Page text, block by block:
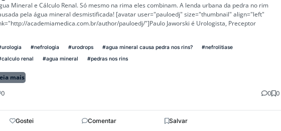
Mineral e Cálculo Renal. Só mesmo na rima eles combinam. A lenda urbana da pedra no rim
pela água mineral desmistificada! [avatar user="pauloedj" size="thumbnail" align="left"
academiamedica.com.br/author/pauloedj/"]Paulo Jaworski é Urologista, Preceptor
#nefrologia #urodrops #agua mineral causa pedra nos rins?
#nefrolitiase
renal
#agua mineral #pedras nos rins
mais
0 0 0
Gostei Comentar Salvar